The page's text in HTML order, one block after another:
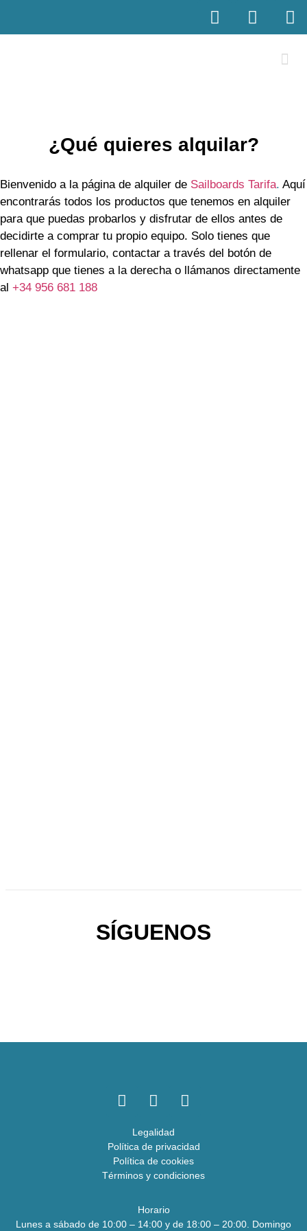
¿Qué quieres alquilar?
Bienvenido a la página de alquiler de Sailboards Tarifa. Aquí
encontrarás todos los productos que tenemos en alquiler
para que puedas probarlos y disfrutar de ellos antes de
decidirte a comprar tu propio equipo. Solo tienes que
rellenar el formulario, contactar a través del botón de
whatsapp que tienes a la derecha o llámanos directamente
al +34 956 681 188
SÍGUENOS
Legalidad
Política de privacidad
Política de cookies
Términos y condiciones
Horario
Lunes a sábado de 10:00 – 14:00 y de 18:00 – 20:00. Domingo